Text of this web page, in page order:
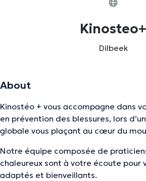
Kinosteo+
Dilbeek
About
Kinostéo + vous accompagne dans
en prévention des blessures, lors
globale vous plaçant au cœur du
Notre équipe composée de
chaleureux sont à votre écoute pour
adaptés et bienveillants.